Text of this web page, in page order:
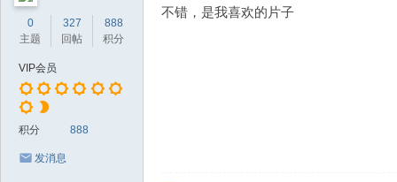
0
主题
327
回帖
888
积分
VIP会员
积分 888
发消息
不错，是我喜欢的片子